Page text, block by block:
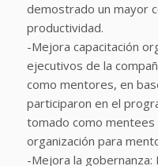
demostrado un mayor
productividad.
-Mejora capacitación
ejecutivos de la
como mentores, en
participaron en el
tomado como
organización para
-Mejora la